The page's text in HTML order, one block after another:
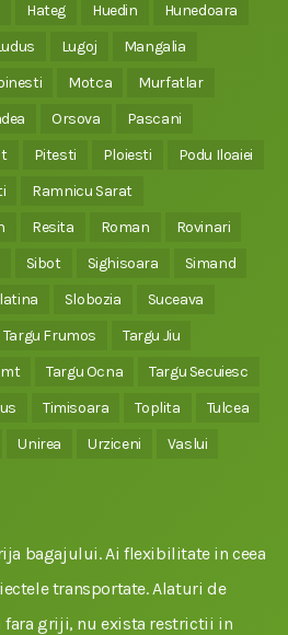
Hateg Huedin
Hunedoara
Lugoj
Mangalia
Motca
Murfatlar
Orsova
Pascani
Pitesti Ploiesti
Podu Iloaiei
Ramnicu Sarat
Resita Roman
Rovinari
Sibot Sighisoara
Simand
Slobozia
Suceava
Targu Frumos
Targu Jiu
Targu Ocna
Targu Secuiesc
Timisoara Toplita
Tulcea
Unirea Urziceni
Vaslui
bagajului. Ai flexibilitate in ceea
transportate. Alaturi de
fara griji, nu exista restrictii in